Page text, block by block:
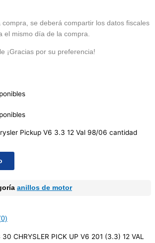
compra, se deberá compartir los datos fiscales
el mismo día de la compra.
¡Gracias por su preferencia!
Pickup V6 3.3 12 Val 98/06 cantidad
anillos de motor
30 CHRYSLER PICK UP V6 201 (3.3) 12 VAL